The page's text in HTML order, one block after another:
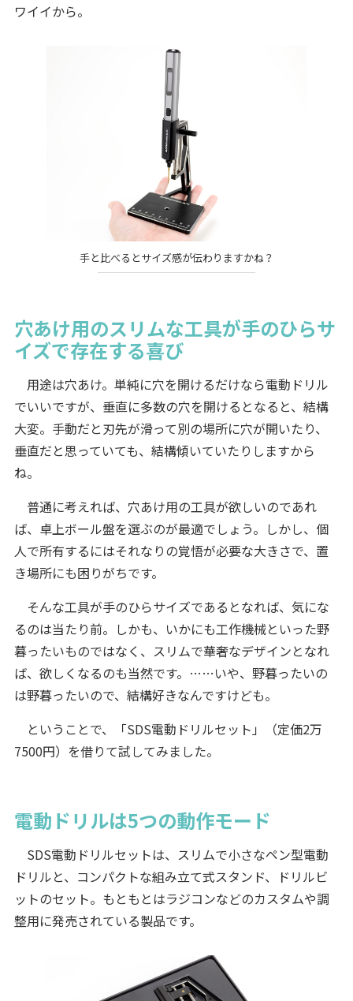
ワイイから。
手と比べるとサイズ感が伝わりますかね？
穴あけ用のスリムな工具が手のひらサ
イズで存在する喜び
用途は穴あけ。単純に穴を開けるだけなら電動ドリル
でいいですが、垂直に多数の穴を開けるとなると、結構
大変。手動だと刃先が滑って別の場所に穴が開いたり、
垂直だと思っていても、結構傾いていたりしますから
ね。
普通に考えれば、穴あけ用の工具が欲しいのであれ
ば、卓上ボール盤を選ぶのが最適でしょう。しかし、個
人で所有するにはそれなりの覚悟が必要な大きさで、置
き場所にも困りがちです。
そんな工具が手のひらサイズであるとなれば、気にな
るのは当たり前。しかも、いかにも工作機械といった野
暮ったいものではなく、スリムで華奢なデザインとなれ
ば、欲しくなるのも当然です。……いや、野暮ったいの
は野暮ったいので、結構好きなんですけども。
ということで、「SDS電動ドリルセット」（定価2万
7500円）を借りて試してみました。
電動ドリルは5つの動作モード
SDS電動ドリルセットは、スリムで小さなペン型電動
ドリルと、コンパクトな組み立て式スタンド、ドリルビ
ットのセット。もともとはラジコンなどのカスタムや調
整用に発売されている製品です。